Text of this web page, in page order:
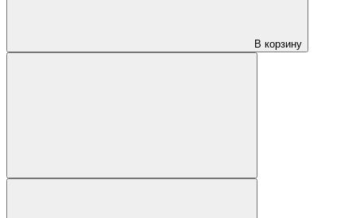
В корзину